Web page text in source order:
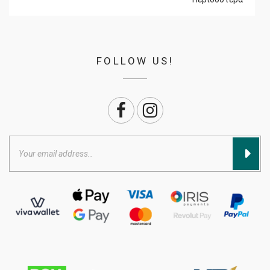
FOLLOW US!